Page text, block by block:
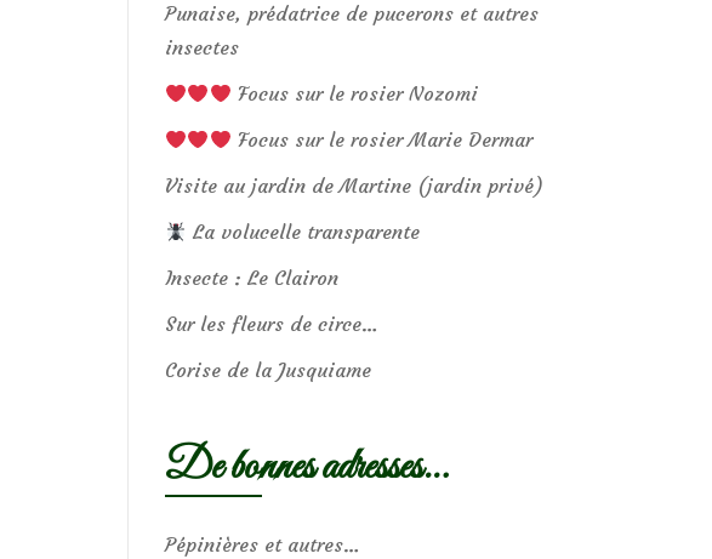
Punaise, prédatrice de pucerons et autres
insectes
Focus sur le rosier Nozomi
Focus sur le rosier Marie Dermar
Visite au jardin de Martine (jardin privé)
La volucelle transparente
Insecte : Le Clairon
Sur les fleurs de circe…
Corise de la Jusquiame
De bonnes adresses…
Pépinières et autres…